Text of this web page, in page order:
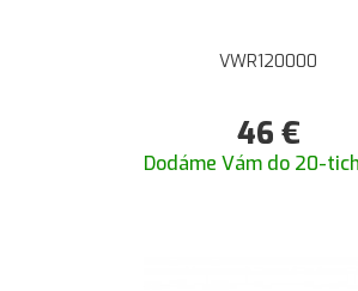
VWR120000
46 €
Dodáme Vám do 20-